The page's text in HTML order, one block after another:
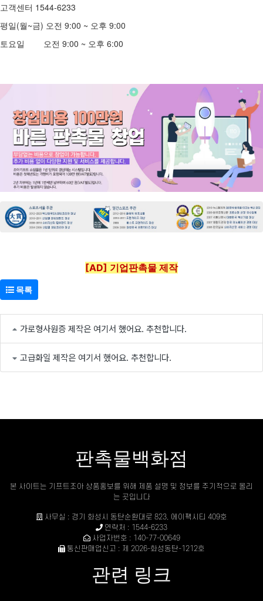
고객센터 1544-6233
평일(월~금) 오전 9:00 ~ 오후 9:00
토요일 오전 9:00 ~ 오후 6:00
[AD] 기업판촉물 제작
목록
가로형사원증 제작은 여기서 했어요. 추천합니다.
고급화일 제작은 여기서 했어요. 추천합니다.
판촉물백화점
본 사이트는 기프트조아 상품홍보를 위해 제품 설명 및 정보를 주기적으로 올리
는 곳입니다
사무실 : 경기 화성시 동탄순환대로 823, 에이팩시티 409호
연락처 : 1544-6233
사업자번호 : 140-77-00649
통신판매업신고 : 제 2026-화성동탄-1212호
관련 링크